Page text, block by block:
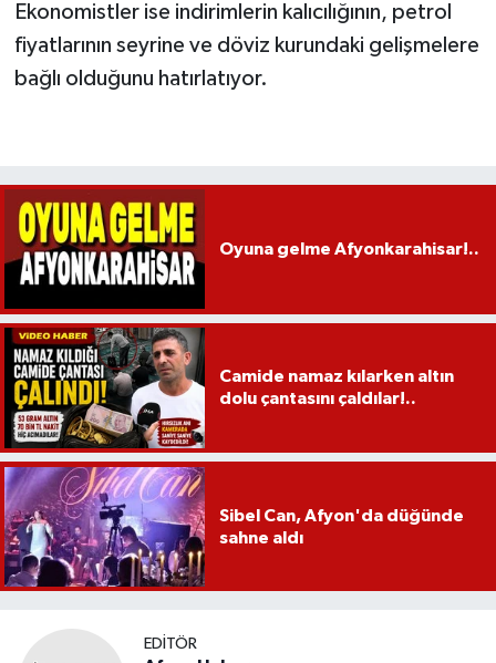
Ekonomistler ise indirimlerin kalıcılığının, petrol
fiyatlarının seyrine ve döviz kurundaki gelişmelere
bağlı olduğunu hatırlatıyor.
Oyuna gelme Afyonkarahisar!..
Camide namaz kılarken altın
dolu çantasını çaldılar!..
Sibel Can, Afyon'da düğünde
sahne aldı
EDITÖR